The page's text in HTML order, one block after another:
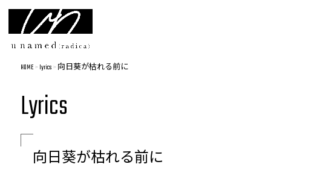
HOME> lyrics> 向日葵が枯れる前に
Lyrics
向日葵が枯れる前に